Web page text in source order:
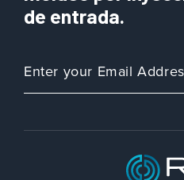
de entrada.